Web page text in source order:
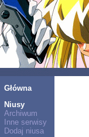
Główna
Niusy
Archiwum
Inne serwisy
Dodaj niusa